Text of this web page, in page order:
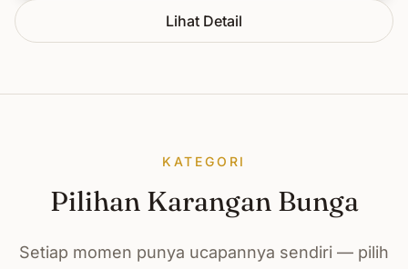
Lihat Detail
KATEGORI
Pilihan Karangan Bunga
Setiap momen punya ucapannya sendiri — pilih